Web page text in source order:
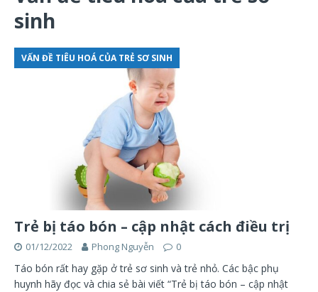
sinh
VẤN ĐỀ TIÊU HOÁ CỦA TRẺ SƠ SINH
Trẻ bị táo bón – cập nhật cách điều trị
01/12/2022 Phong Nguyễn 0
Táo bón rất hay gặp ở trẻ sơ sinh và trẻ nhỏ. Các bậc phụ
huynh hãy đọc và chia sẻ bài viết “Trẻ bị táo bón – cập nhật